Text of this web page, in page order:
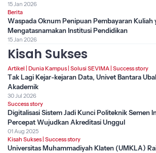
15 Jan 2026
Berita
Waspada Oknum Penipuan Pembayaran Kuliah
Mengatasnamakan Institusi Pendidikan
15 Jan 2026
Kisah Sukses
Artikel Dunia Kampus Solusi SEVIMA Success story
Tak Lagi Kejar-kejaran Data, Univet Bantara
Akademik
30 Jul 2026
Success story
Digitalisasi Sistem Jadi Kunci Politeknik Semen
Percepat Wujudkan Akreditasi Unggul
01 Aug 2025
Kisah Sukses Success story
Universitas Muhammadiyah Klaten (UMKLA)